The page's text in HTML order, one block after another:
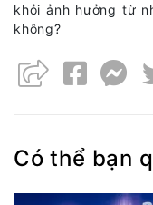
khỏi ảnh hưởng từ
không?
Có thể bạn